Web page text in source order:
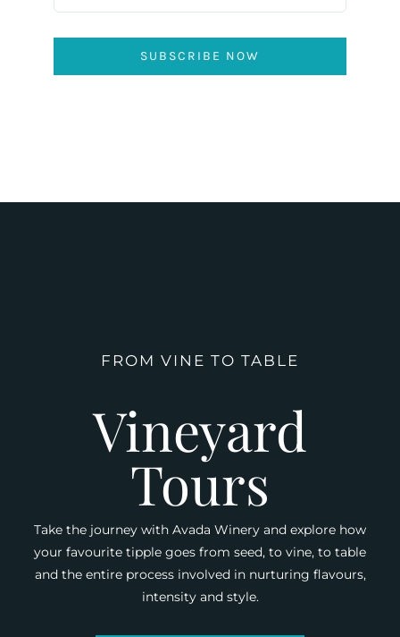
SUBSCRIBE NOW
FROM VINE TO TABLE
Vineyard
Tours
Take the journey with Avada Winery and explore how
your favourite tipple goes from seed, to vine, to table
and the entire process involved in nurturing flavours,
intensity and style.